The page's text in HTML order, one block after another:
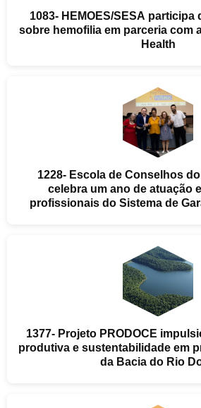
1083- HEMOES/SESA participa
sobre hemofilia em parceria com
Health
1228- Escola de Conselhos
celebra um ano de atuação
profissionais do Sistema de
1377- Projeto PRODOCE
produtiva e sustentabilidade em
da Bacia do Rio